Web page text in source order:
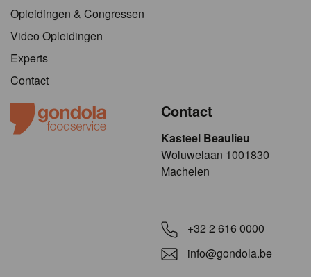
Opleidingen & Congressen
Video Opleidingen
Experts
Contact
Contact
Kasteel Beaulieu
​​​Woluwelaan 1001830
Machelen
+32 2 616 0000
info@gondola.be